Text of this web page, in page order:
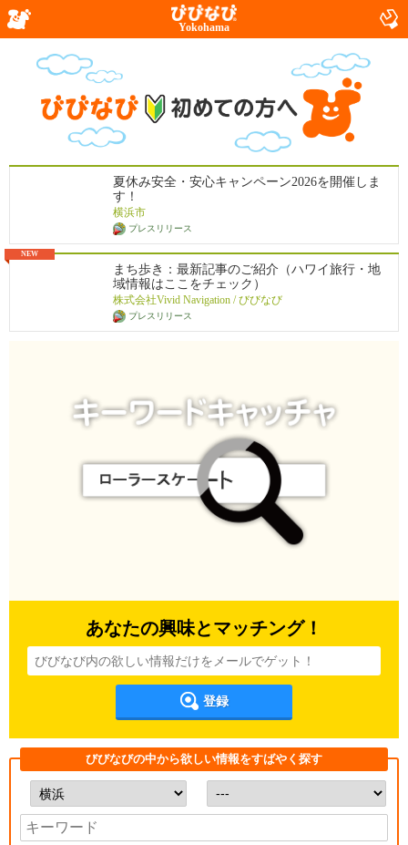
Yokohama
夏休み安全・安心キャンペーン2026を開催しま
す！
横浜市
プレスリリース
NEW
まち歩き：最新記事のご紹介（ハワイ旅行・地
域情報はここをチェック）
株式会社Vivid Navigation / びびなび
プレスリリース
あなたの興味とマッチング！
登録
びびなびの中から欲しい情報をすばやく探す